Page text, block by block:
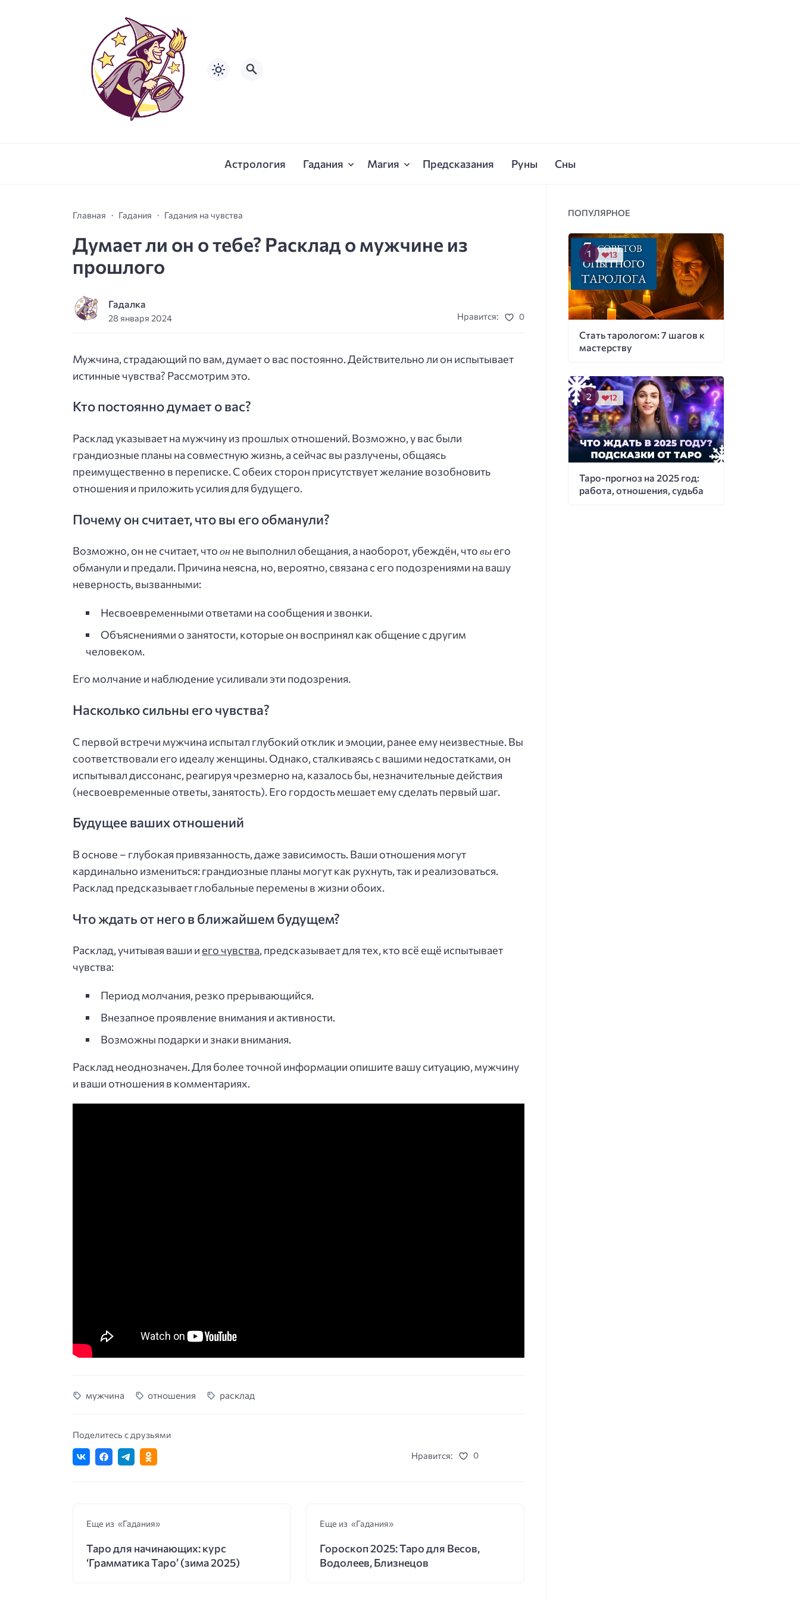
Астрология Гадания Магия Предсказания Руны Сны
Главная Гадания Гадания на чувства
Думает ли он о тебе? Расклад о мужчине из
прошлого
Гадалка
28 января 2024 Нравится: 0
Мужчина, страдающий по вам, думает о вас постоянно. Действительно ли он испытывает
истинные чувства? Рассмотрим это.
Кто постоянно думает о вас?
Расклад указывает на мужчину из прошлых отношений. Возможно, у вас были
грандиозные планы на совместную жизнь, а сейчас вы разлучены, общаясь
преимущественно в переписке. С обеих сторон присутствует желание возобновить
отношения и приложить усилия для будущего.
Почему он считает, что вы его обманули?
Возможно, он не считает, чтоонне выполнил обещания, а наоборот, убеждён, чтовыего
обманули и предали. Причина неясна, но, вероятно, связана с его подозрениями на вашу
неверность, вызванными:
Несвоевременными ответами на сообщения и звонки.
Объяснениями о занятости, которые он воспринял как общение с другим
человеком.
Его молчание и наблюдение усиливали эти подозрения.
Насколько сильны его чувства?
С первой встречи мужчина испытал глубокий отклик и эмоции, ранее ему неизвестные. Вы
соответствовали его идеалу женщины. Однако, сталкиваясь с вашими недостатками, он
испытывал диссонанс, реагируя чрезмерно на, казалось бы, незначительные действия
(несвоевременные ответы, занятость). Его гордость мешает ему сделать первый шаг.
Будущее ваших отношений
В основе – глубокая привязанность, даже зависимость. Ваши отношения могут
кардинально измениться: грандиозные планы могут как рухнуть, так и реализоваться.
Расклад предсказывает глобальные перемены в жизни обоих.
Что ждать от него в ближайшем будущем?
Расклад, учитывая ваши и его чувства, предсказывает для тех, кто всё ещё испытывает
чувства:
Период молчания, резко прерывающийся.
Внезапное проявление внимания и активности.
Возможны подарки и знаки внимания.
Расклад неоднозначен. Для более точной информации опишите вашу ситуацию, мужчину
и ваши отношения в комментариях.
мужчина отношения расклад
Поделитесь с друзьями
Нравится:
0
Еще из «Гадания»
Таро для начинающих: курс
‘Грамматика Таро’ (зима 2025)
Еще из «Гадания»
Гороскоп 2025: Таро для Весов,
Водолеев, Близнецов
ПОПУЛЯРНОЕ
Стать тарологом: 7 шагов к
мастерству
13
Таро-прогноз на 2025 год:
работа, отношения, судьба
12